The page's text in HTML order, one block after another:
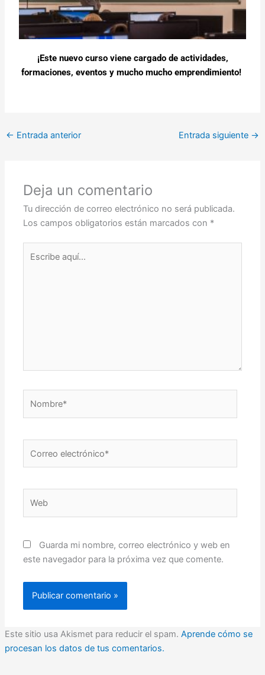
¡Este nuevo curso viene cargado de actividades,
formaciones, eventos y mucho mucho emprendimiento!
← Entrada anterior Entrada siguiente →
Deja un comentario
Tu dirección de correo electrónico no será publicada.
Los campos obligatorios están marcados con *
electrónico*
Guarda mi nombre, correo electrónico y web en
este navegador para la próxima vez que comente.
Este sitio usa Akismet para reducir el spam. Aprende cómo se
procesan los datos de tus comentarios.